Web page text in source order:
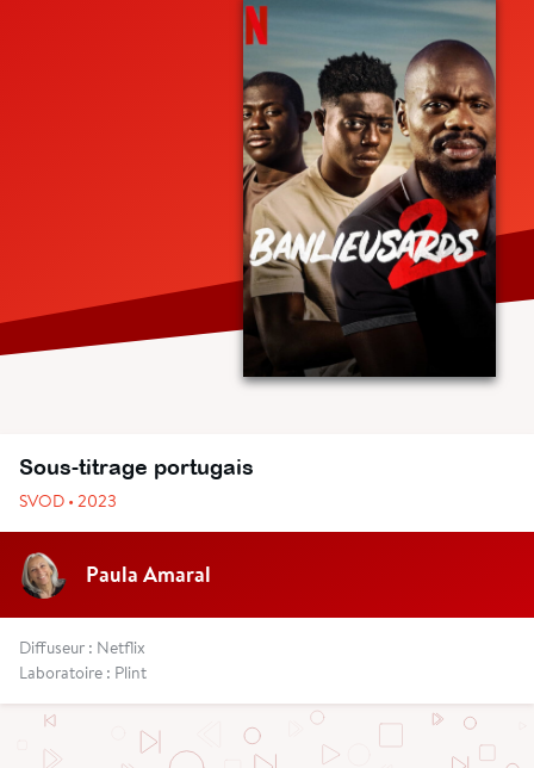
Sous-titrage portugais
SVOD • 2023
Paula Amaral
Diffuseur : Netflix
Laboratoire : Plint